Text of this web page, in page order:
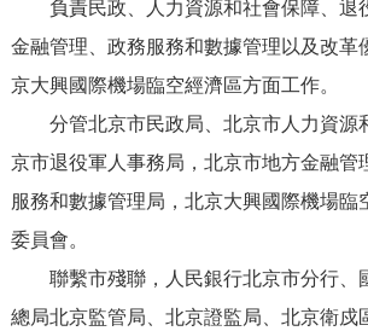
便民服務 利企服務
仲介服務 陽光政務
12345網上接訴即辦 我要諮詢
參與調查 線上訪談
負責民政、人力資源和社會保障、退
金融管理、政務服務和數據管理以及改革
京大興國際機場臨空經濟區方面工作。
分管北京市民政局、北京市人力資源
京市退役軍人事務局，北京市地方金融管
服務和數據管理局，北京大興國際機場臨
委員會。
聯繫市殘聯，人民銀行北京市分行、
總局北京監管局、北京證監局、北京衛戍